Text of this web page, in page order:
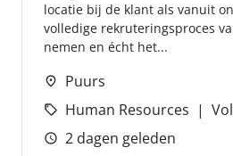
locatie bij de klant als vanuit
volledige rekruteringsproces
nemen en écht het...
Puurs
Human Resources
2 dagen geleden